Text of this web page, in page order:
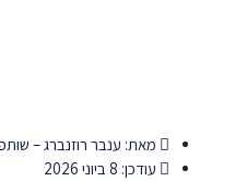
מאת: ענבר רוזנברג –
עודכן: 8 ביוני 2026